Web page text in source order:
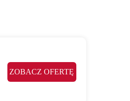
ZOBACZ OFERTĘ